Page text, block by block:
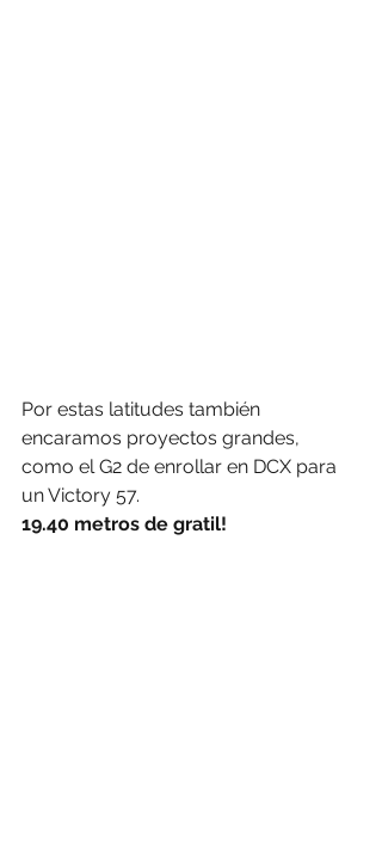
Por estas latitudes también
encaramos proyectos grandes,
como el G2 de enrollar en DCX para
un Victory 57.
19.40 metros de gratil!